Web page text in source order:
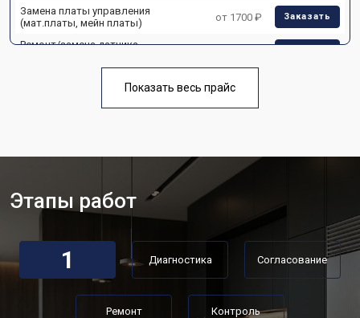
Замена платы управления
(мат.платы, мейн платы)
от 1700 ₽ Заказать
Ремонт/замена датчика
от 1700 ₽
Замена нагревателя испарителя от 2550 ₽
Замена нагревателя оттайки
Замена реле холодильника
Gaggenau
от 2550 ₽ Заказать
Устранение утечки хладагента от 1900 ₽ Заказать
Показать весь прайс
Этапы работ
1 Диагностика Согласование
Ремонт Контроль